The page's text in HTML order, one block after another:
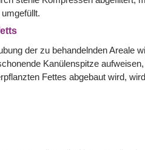
der zu behandelnden Areale
Kanülenspitze
Fettes abgebaut wird,